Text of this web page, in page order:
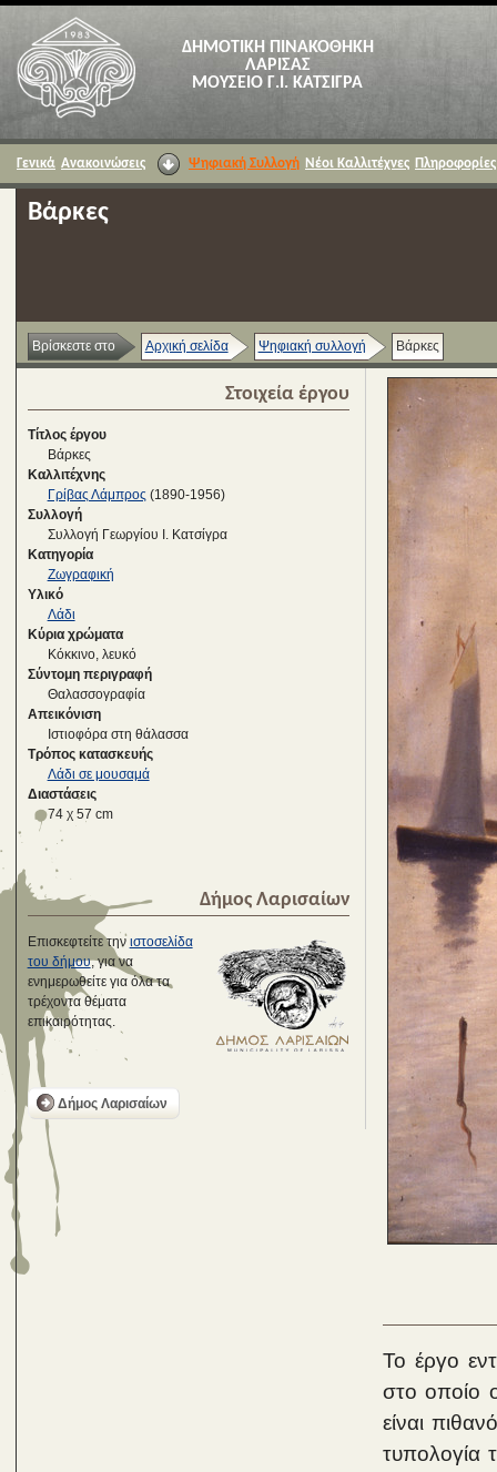
ΔΗΜΟΤΙΚΗ ΠΙΝΑΚΟΘΗΚΗ
ΛΑΡΙΣΑΣ
ΜΟΥΣΕΙΟ Γ.Ι. ΚΑΤΣΙΓΡΑ
Γενικά Ανακοινώσεις Ψηφιακή Συλλογή Νέοι Καλλιτέχνες Πληροφορίες
Βάρκες
Βρίσκεστε στο Αρχική σελίδα Ψηφιακή συλλογή Βάρκες
Στοιχεία έργου
Τίτλος έργου
Βάρκες
Καλλιτέχνης
Γρίβας Λάμπρος (1890-1956)
Συλλογή
Συλλογή Γεωργίου Ι. Κατσίγρα
Κατηγορία
Ζωγραφική
Υλικό
Λάδι
Κύρια χρώματα
Κόκκινο, λευκό
Σύντομη περιγραφή
Θαλασσογραφία
Απεικόνιση
Ιστιοφόρα στη θάλασσα
Τρόπος κατασκευής
Λάδι σε μουσαμά
Διαστάσεις
74 χ 57 cm
Δήμος Λαρισαίων
Επισκεφτείτε την ιστοσελίδα
του δήμου, για να
ενημερωθείτε για όλα τα
τρέχοντα θέματα
επικαιρότητας.
Δήμος Λαρισαίων
Το έργο
στο οποίο
είναι
τυπολογία